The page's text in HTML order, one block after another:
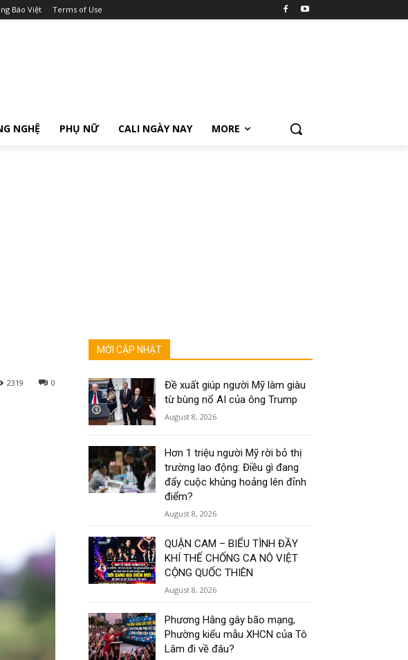
Báo Việt Terms of Use
NGHỆ PHỤ NỮ CALI NGÀY NAY MORE
0
2319
MỚI CẬP NHẬT
Đề xuất giúp người Mỹ làm giàu
từ bùng nổ AI của ông Trump
August 8, 2026
Hơn 1 triệu người Mỹ rời bỏ thị
trường lao động: Điều gì đang
đẩy cuộc khủng hoảng lên đỉnh
điểm?
August 8, 2026
QUẬN CAM – BIỂU TÌNH ĐẦY
KHÍ THẾ CHỐNG CA NÔ VIỆT
CỘNG QUỐC THIÊN
August 8, 2026
Phương Hằng gây bão mạng,
Phường kiểu mẫu XHCN của Tô
Lâm đi về đâu?